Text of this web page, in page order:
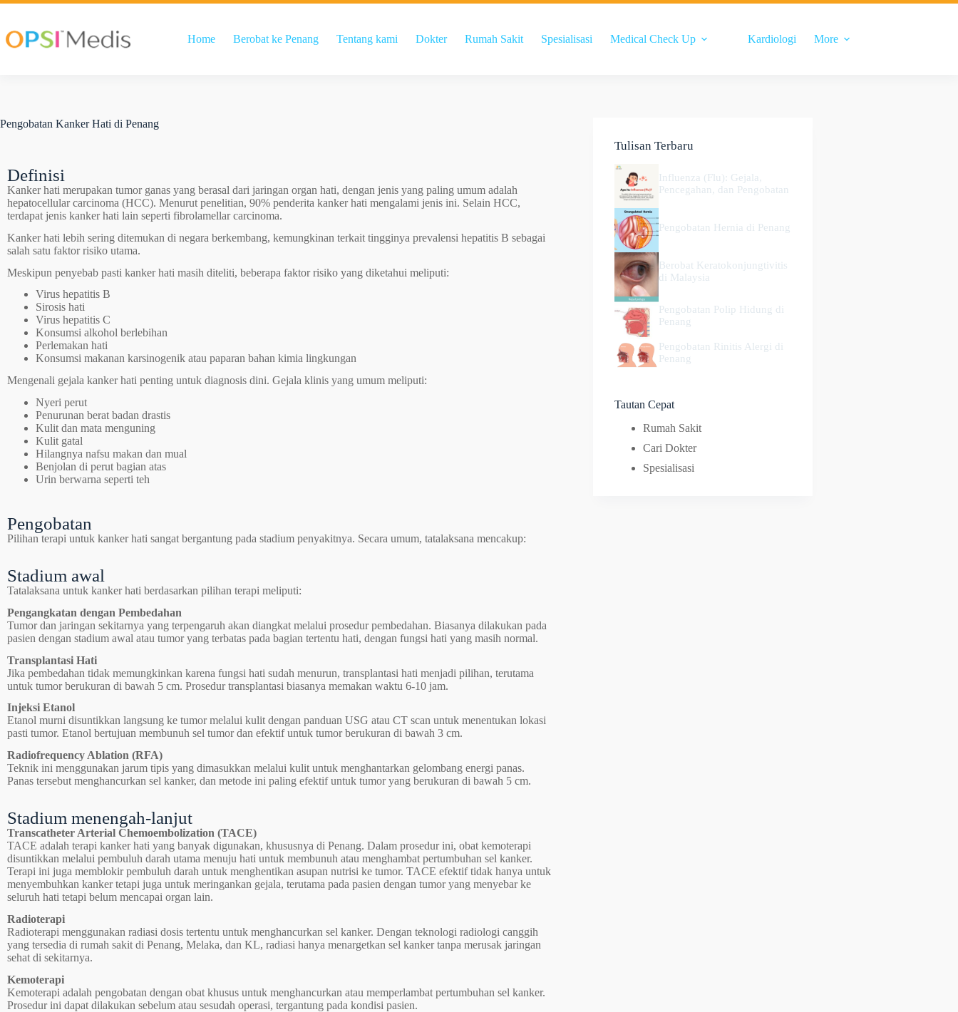
Home Berobat ke Penang Tentang kami Dokter Rumah Sakit Spesialisasi Medical Check Up Kardiologi More
Pengobatan Kanker Hati di Penang
Definisi
Kanker hati merupakan tumor ganas yang berasal dari jaringan organ hati, dengan jenis yang paling umum adalah
hepatocellular carcinoma (HCC). Menurut penelitian, 90% penderita kanker hati mengalami jenis ini. Selain HCC,
terdapat jenis kanker hati lain seperti fibrolamellar carcinoma.
Kanker hati lebih sering ditemukan di negara berkembang, kemungkinan terkait tingginya prevalensi hepatitis B sebagai
salah satu faktor risiko utama.
Meskipun penyebab pasti kanker hati masih diteliti, beberapa faktor risiko yang diketahui meliputi:
Virus hepatitis B
Sirosis hati
Virus hepatitis C
Konsumsi alkohol berlebihan
Perlemakan hati
Konsumsi makanan karsinogenik atau paparan bahan kimia lingkungan
Mengenali gejala kanker hati penting untuk diagnosis dini. Gejala klinis yang umum meliputi:
Nyeri perut
Penurunan berat badan drastis
Kulit dan mata menguning
Kulit gatal
Hilangnya nafsu makan dan mual
Benjolan di perut bagian atas
Urin berwarna seperti teh
Pengobatan
Pilihan terapi untuk kanker hati sangat bergantung pada stadium penyakitnya. Secara umum, tatalaksana mencakup:
Stadium awal
Tatalaksana untuk kanker hati berdasarkan pilihan terapi meliputi:
Pengangkatan dengan Pembedahan
Tumor dan jaringan sekitarnya yang terpengaruh akan diangkat melalui prosedur pembedahan. Biasanya dilakukan pada
pasien dengan stadium awal atau tumor yang terbatas pada bagian tertentu hati, dengan fungsi hati yang masih normal.
Transplantasi Hati
Jika pembedahan tidak memungkinkan karena fungsi hati sudah menurun, transplantasi hati menjadi pilihan, terutama
untuk tumor berukuran di bawah 5 cm. Prosedur transplantasi biasanya memakan waktu 6-10 jam.
Injeksi Etanol
Etanol murni disuntikkan langsung ke tumor melalui kulit dengan panduan USG atau CT scan untuk menentukan lokasi
pasti tumor. Etanol bertujuan membunuh sel tumor dan efektif untuk tumor berukuran di bawah 3 cm.
Radiofrequency Ablation (RFA)
Teknik ini menggunakan jarum tipis yang dimasukkan melalui kulit untuk menghantarkan gelombang energi panas.
Panas tersebut menghancurkan sel kanker, dan metode ini paling efektif untuk tumor yang berukuran di bawah 5 cm.
Stadium menengah-lanjut
Transcatheter Arterial Chemoembolization (TACE)
TACE adalah terapi kanker hati yang banyak digunakan, khususnya di Penang. Dalam prosedur ini, obat kemoterapi
disuntikkan melalui pembuluh darah utama menuju hati untuk membunuh atau menghambat pertumbuhan sel kanker.
Terapi ini juga memblokir pembuluh darah untuk menghentikan asupan nutrisi ke tumor. TACE efektif tidak hanya untuk
menyembuhkan kanker tetapi juga untuk meringankan gejala, terutama pada pasien dengan tumor yang menyebar ke
seluruh hati tetapi belum mencapai organ lain.
Radioterapi
Radioterapi menggunakan radiasi dosis tertentu untuk menghancurkan sel kanker. Dengan teknologi radiologi canggih
yang tersedia di rumah sakit di Penang, Melaka, dan KL, radiasi hanya menargetkan sel kanker tanpa merusak jaringan
sehat di sekitarnya.
Kemoterapi
Kemoterapi adalah pengobatan dengan obat khusus untuk menghancurkan atau memperlambat pertumbuhan sel kanker.
Prosedur ini dapat dilakukan sebelum atau sesudah operasi, tergantung pada kondisi pasien.
Tulisan Terbaru
Influenza (Flu): Gejala,
Pencegahan, dan Pengobatan
Pengobatan Hernia di Penang
Berobat Keratokonjungtivitis
di Malaysia
Pengobatan Polip Hidung di
Penang
Pengobatan Rinitis Alergi di
Penang
Tautan Cepat
Rumah Sakit
Cari Dokter
Spesialisasi